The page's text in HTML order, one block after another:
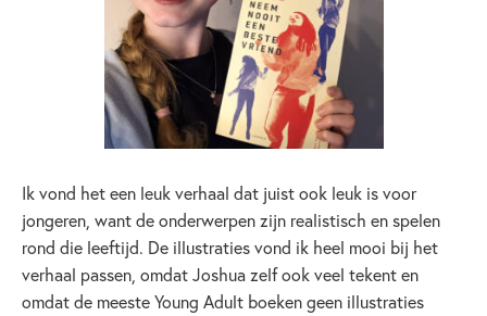
Ik vond het een leuk verhaal dat juist ook leuk is voor
jongeren, want de onderwerpen zijn realistisch en spelen
rond die leeftijd. De illustraties vond ik heel mooi bij het
verhaal passen, omdat Joshua zelf ook veel tekent en
omdat de meeste Young Adult boeken geen illustraties